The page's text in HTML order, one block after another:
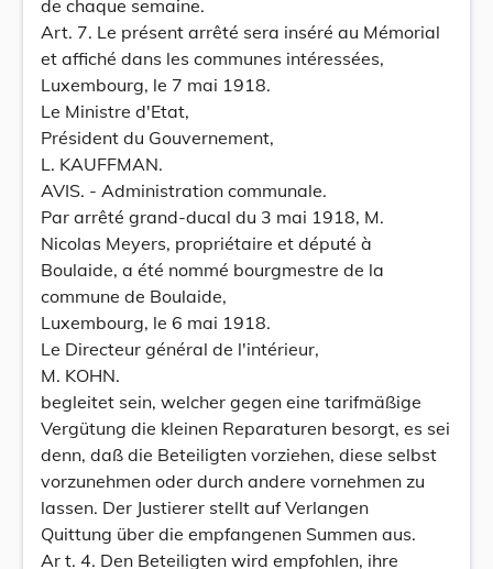
de chaque semaine.
Art. 7. Le présent arrêté sera inséré au Mémorial
et affiché dans les communes intéressées,
Luxembourg, le 7 mai 1918.
Le Ministre d'Etat,
Président du Gouvernement,
L. KAUFFMAN.
AVIS. - Administration communale.
Par arrêté grand-ducal du 3 mai 1918, M.
Nicolas Meyers, propriétaire et député à
Boulaide, a été nommé bourgmestre de la
commune de Boulaide,
Luxembourg, le 6 mai 1918.
Le Directeur général de l'intérieur,
M. KOHN.
begleitet sein, welcher gegen eine tarifmäßige
Vergütung die kleinen Reparaturen besorgt, es sei
denn, daß die Beteiligten vorziehen, diese selbst
vorzunehmen oder durch andere vornehmen zu
lassen. Der Justierer stellt auf Verlangen
Quittung über die empfangenen Summen aus.
Ar t. 4. Den Beteiligten wird empfohlen, ihre